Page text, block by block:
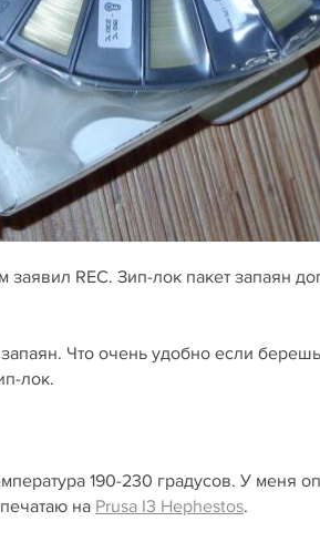
REC. Зип-лок пакет запаян
Что очень удобно если
лок.
190-230 градусов. У меня
на Prusa I3 Hephestos.